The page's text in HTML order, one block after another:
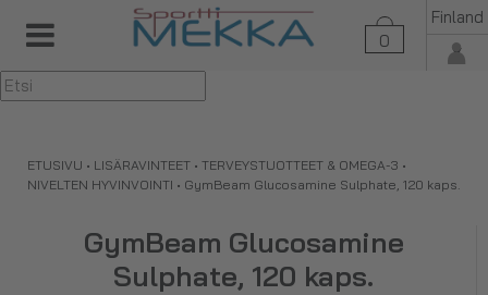
0
Finland
▼
ETUSIVU • LISÄRAVINTEET • TERVEYSTUOTTEET & OMEGA-3 •
NIVELTEN HYVINVOINTI • GymBeam Glucosamine Sulphate, 120 kaps.
GymBeam Glucosamine
Sulphate, 120 kaps.